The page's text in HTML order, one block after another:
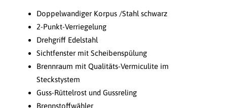
Doppelwandiger Korpus /Stahl schwarz
2-Punkt-Verriegelung
Drehgriff Edelstahl
Sichtfenster mit Scheibenspülung
Brennraum mit Qualitäts-Vermiculite im
Steckstystem
Guss-Rüttelrost und Gussreling
Brennstoffwähler